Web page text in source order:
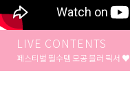
LIVE CONTENTS
페스티벌 필수템 모공 블러 픽서 ♥